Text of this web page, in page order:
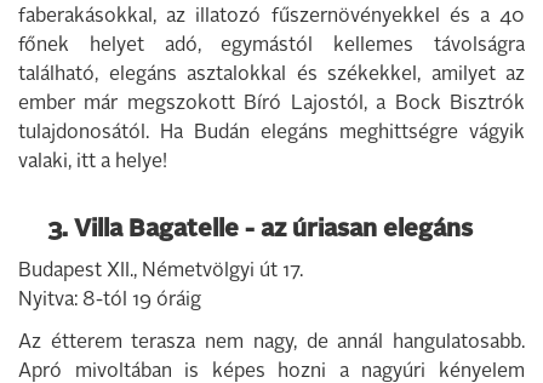
faberakásokkal, az illatozó fűszernövényekkel és a 40
főnek helyet adó, egymástól kellemes távolságra
található, elegáns asztalokkal és székekkel, amilyet az
ember már megszokott Bíró Lajostól, a Bock Bisztrók
tulajdonosától. Ha Budán elegáns meghittségre vágyik
valaki, itt a helye!
3. Villa Bagatelle - az úriasan elegáns
Budapest XII., Németvölgyi út 17.
Nyitva: 8-tól 19 óráig
Az étterem terasza nem nagy, de annál hangulatosabb.
Apró mivoltában is képes hozni a nagyúri kényelem